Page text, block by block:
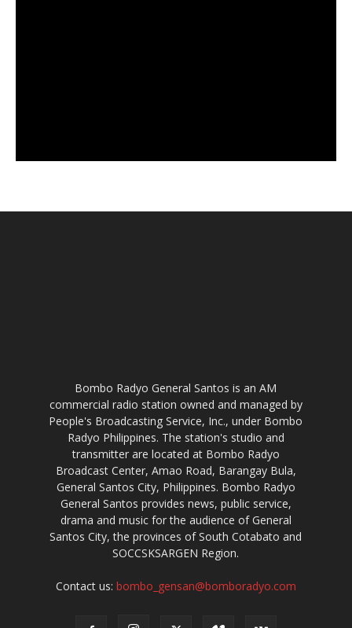
Bombo Radyo General Santos is an AM
commercial radio station owned and managed by
People's Broadcasting Service, Inc., under Bombo
Radyo Philippines. The station's studio and
transmitter are located at Bombo Radyo
Broadcast Center, Amao Road, Barangay Bula,
General Santos City, Philippines. Bombo Radyo
General Santos provides news, public service,
drama and music for the audience of General
Santos City, the provinces of South Cotabato and
SOCCSKSARGEN Region.
Contact us: bombo_gensan@bomboradyo.com